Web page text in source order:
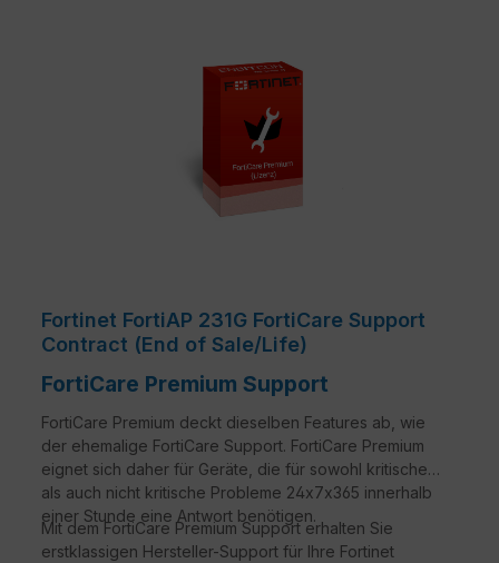
Fortinet FortiAP 231G FortiCare Support
Contract (End of Sale/Life)
FortiCare Premium Support
FortiCare Premium deckt dieselben Features ab, wie
der ehemalige FortiCare Support. FortiCare Premium
eignet sich daher für Geräte, die für sowohl kritische
als auch nicht kritische Probleme 24x7x365 innerhalb
einer Stunde eine Antwort benötigen.
Mit dem FortiCare Premium Support erhalten Sie
erstklassigen Hersteller-Support für Ihre Fortinet